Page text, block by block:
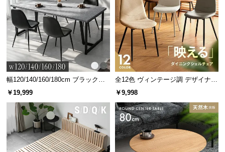
幅120/140/160/180cm ブラックフ
レーム ダイニング 大理石調 4人掛
￥19,999
全12色 ヴィンテージ調 デザイナー
ズシェルチェア
￥9,998